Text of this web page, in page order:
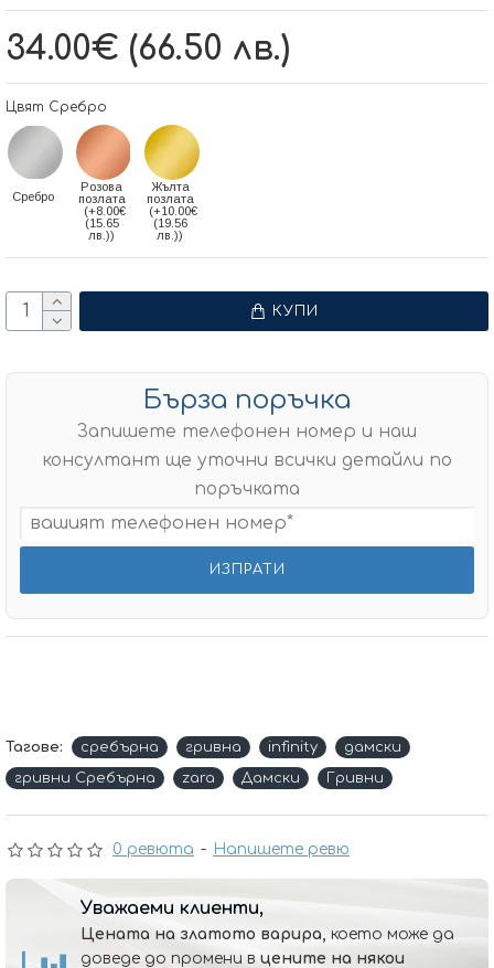
0 ревюта - Напишете ревю
34.00€ (66.50 лв.)
Цвят Сребро
Сребро
Розова
позлата
(+8.00€
(15.65
лв.))
Жълта
позлата
(+10.00€
(19.56
лв.))
КУПИ
Бърза поръчка
Запишете телефонен номер и наш
консултант ще уточни всички детайли по
поръчката
Тагове: сребърна гривна infinity
дамски
гривни Сребърна
zara Дамски Гривни
Уважаеми клиенти,
Цената на златото варира, което може да
доведе до промени в цените на някои